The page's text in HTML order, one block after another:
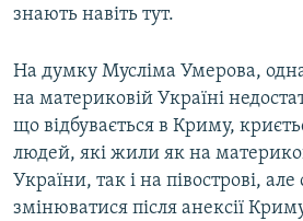
знають навіть тут.
На думку Мусліма Умерова,
на материковій Україні
що відбувається в Криму,
людей, які жили як на
України, так і на півострові, але
змінюватися після анексії